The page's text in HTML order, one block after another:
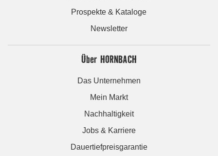
Prospekte & Kataloge
Newsletter
Über HORNBACH
Das Unternehmen
Mein Markt
Nachhaltigkeit
Jobs & Karriere
Dauertiefpreisgarantie